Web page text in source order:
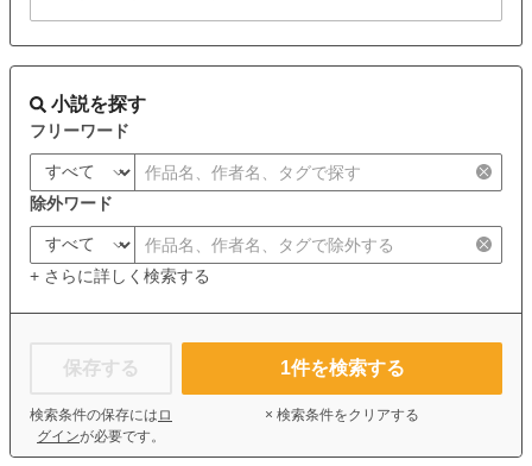
小説を探す
フリーワード
除外ワード
+ さらに詳しく検索する
保存する
検索条件の保存には ロ
グインが必要です。
1件を検索する
× 検索条件をクリアする